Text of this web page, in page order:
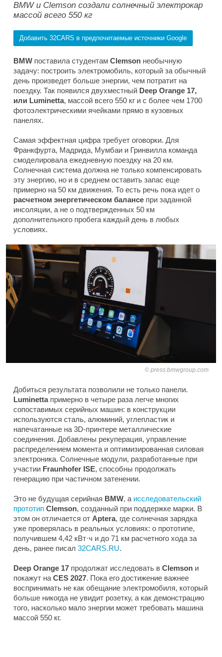
BMW и Clemson создали солнечный электрокар
массой всего 550 кг
Добавить 32CARS в предпочитаемые источники Google
BMW поставила студентам Clemson необычную
задачу: построить электромобиль, который за обычный
день произведет больше энергии, чем потратит на
поездку. Так появился двухместный Deep Orange 17,
или Luminetta, массой всего 550 кг и с более чем 1700
фотоэлектрическими ячейками прямо в кузовных
панелях.
Самая эффектная цифра требует оговорки. Для
Франкфурта, Мадрида, Мумбаи и Гринвилла команда
смоделировала ежедневную поездку на 20 км.
Солнечная система должна не только компенсировать
эту энергию, но и в среднем оставить запас еще
примерно на 50 км движения. То есть речь пока идет о
расчетном энергетическом балансе при заданной
инсоляции, а не о подтвержденных 50 км
дополнительного пробега каждый день в любых
условиях.
press.bmwgroup.com
Добиться результата позволили не только панели.
Luminettaпримерно в четыре раза легче многих
сопоставимых серийных машин: в конструкции
используются сталь, алюминий, углепластик и
напечатанные на 3D-принтере металлические
соединения. Добавлены рекуперация, управление
распределением момента и оптимизированная силовая
электроника. Солнечные модули, разработанные при
участии Fraunhofer ISE, способны продолжать
генерацию при частичном затенении.
Это не будущая серийная BMW, а исследовательский
прототип Clemson, созданный при поддержке марки. В
этом он отличается от Aptera, где солнечная зарядка
уже проверялась в реальных условиях: о прототипе,
получившем 4,42 кВт·ч и до 71 км расчетного хода за
день, ранее писал 32CARS.RU.
Deep Orange 17 продолжат исследовать в Clemson и
покажут на CES 2027. Пока его достижение важнее
воспринимать не как обещание электромобиля, который
больше никогда не увидит розетку, а как демонстрацию
того, насколько мало энергии может требовать машина
массой 550 кг.